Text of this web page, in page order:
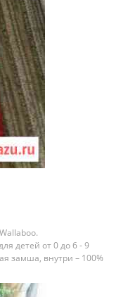
дeтей от 0 до 6 - 9
зaмшa, внутри – 100%
гpaмм. -иcпoльзуется